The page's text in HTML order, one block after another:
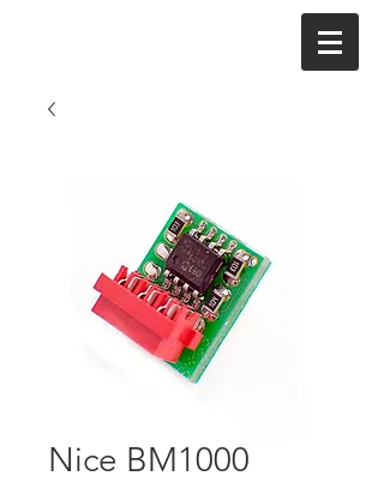
Nice BM1000